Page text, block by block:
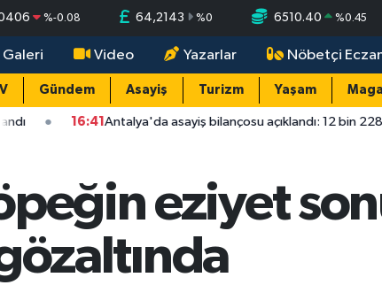
%-0.08 64,2143 %0 6510.40 %0.45
Galeri Video Yazarlar Nöbetçi
Gündem Asayiş Turizm Yaşam
asayiş bilançosu açıklandı: 12 bin 228 asayiş olayının
eziyet